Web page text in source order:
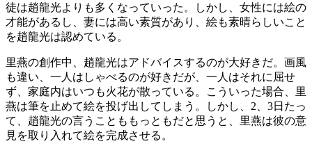
徒は趙龍光よりも多くなっていった。しかし、女性には絵の
才能があるし、妻には高い素質があり、絵も素晴らしいこと
を趙龍光は認めている。
里燕の創作中、趙龍光はアドバイスするのが大好きだ。画風
も違い、一人はしゃべるのが好きだが、一人はそれに屈せ
ず、家庭内はいつも火花が散っている。こういった場合、里
燕は筆を止めて絵を投げ出してしまう。しかし、2、3日たっ
て、趙龍光の言うことももっともだと思うと、里燕は彼の意
見を取り入れて絵を完成させる。